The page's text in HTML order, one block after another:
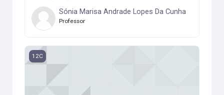
Sónia Marisa Andrade Lopes Da Cunha
Professor
23.24_12C_Ed_Física
12C